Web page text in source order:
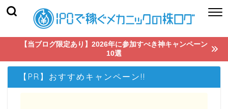
【当ブログ限定あり】2026年に参加すべき神キャンペーン
10選
【PR】おすすめキャンペーン!!